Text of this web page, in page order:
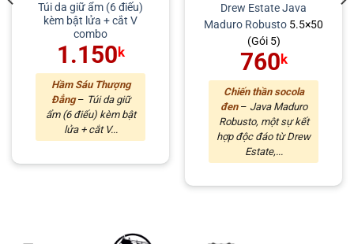
Túi da giữ ẩm (6 điếu)
kèm bật lửa + cắt V
combo
1.150 k
Hầm Sáu Thượng
Đẳng– Túi da giữ
ẩm (6 điếu) kèm bật
lửa + cắt V...
Drew EstateJava
Maduro Robusto 5.5×50
(Gói 5)
760 k
Chiến thần socola
đen– Java Maduro
Robusto, một sự kết
hợp độc đáo từ Drew
Estate,...